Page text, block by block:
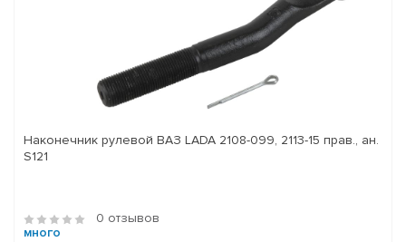
Наконечник рулевой ВАЗ LADA 2108-099, 2113-15 прав., ан.
S121
0 отзывов
много